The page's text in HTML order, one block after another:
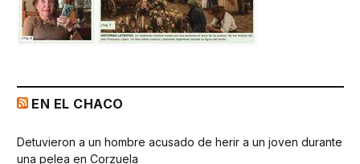
EN EL CHACO
Detuvieron a un hombre acusado de herir a un joven durante
una pelea en Corzuela